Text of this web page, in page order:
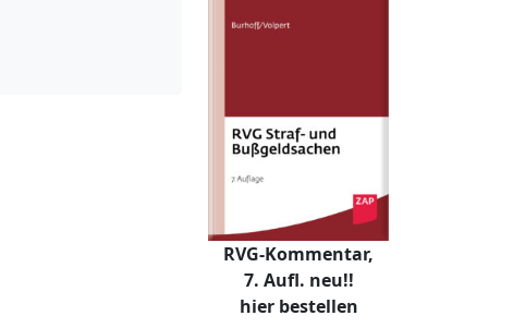
RVG-Kommentar,
7. Aufl. neu!!
hier bestellen